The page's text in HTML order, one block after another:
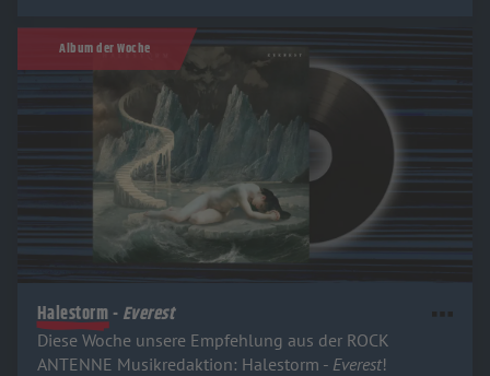
Album der Woche
Halestorm - Everest
Diese Woche unsere Empfehlung aus der ROCK
ANTENNE Musikredaktion: Halestorm - Everest!